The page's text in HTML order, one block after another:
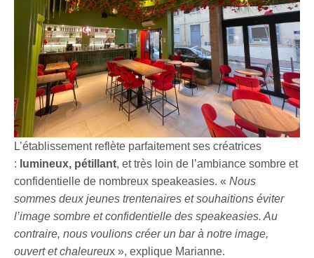
L’établissement reflète parfaitement ses créatrices
: lumineux, pétillant, et très loin de l’ambiance sombre et
confidentielle de nombreux speakeasies. «Nous
sommes deux jeunes trentenaires et souhaitions éviter
l’image sombre et confidentielle des speakeasies. Au
contraire, nous voulions créer un bar à notre image,
ouvert et chaleureux », explique Marianne.